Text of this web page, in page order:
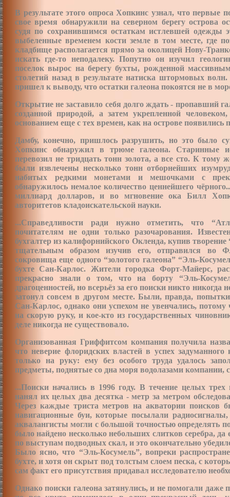
В результате этого опроса Хопкинс узнал, что первые
свое время обнаружили на северном берегу острова
судя по сохранившимся остаткам истлевшей одежды
выбеленные временем кости земле в том месте, где
кладбище располагается прямо за околицей Нову-
искать где-то неподалеку. Попутно он изучил
поселок вырос на берегу бухты, рожденной
столетий назад в результате натиска штормовых
пришел к выводу, что остатки галеона покоятся не в
Открытие не заставило себя долго ждать - пропавший
созданной природой, а затем укрепленной
основанием еще с тех времен, как на острове появились
Дамбу, конечно, пришлось разрушить, но это было
Хопкинс обнаружил в трюме галеона. Старинные
перевозил не тридцать тонн золота, а все сто. К тому
были извлечены несколько тонн отборнейших
набитых редкими монетами и мешочками с
обнаружилось немалое количество ценнейшего
миллиард долларов, и во мгновение ока Билл
авторитетов кладоискательской науки.
...Справедливости ради нужно отметить, что
почитателям не одни только разочарования.
бухгалтер из калифорнийского Окленда, купив
тщательным образом изучив его, отправился во
сокровища еще одного “золотого галеона” “Эль-
бухте Сан-Карлос. Жители городка Форт-Майерс,
прекрасно знали о том, что на борту “Эль-
драгоценностей, но всерьёз за его поиски никто никогда
затонул совсем в другом месте. Были, правда,
Сан-Карлос, однако они успехом не увенчались,
на скорую руку, и кое-кто из государственных
деле никогда не существовало.
Организованная Гриффитсом компания получила
что неверие флоридских властей в успех
только на руку: ему без особого труда удалось
предметы, поднятые со дна моря водолазами компании,
...Поиски начались в 1996 году. В течение целых
нанял их целых два десятка - метр за метром
Через каждые триста метров на акватории поисков
навигационные буи, которые посылали
аквалангисты могли с большой точностью определять
было найдено несколько небольших слитков серебра,
по выступам подводных скал, и это окончательно
Было ясно, что “Эль-Косумель”, вопреки
бухте, и хотя он скрыт под толстым слоем песка, с
сам факт его присутствия придавал исследователю
Однако поиски галеона затянулись, и не помогали